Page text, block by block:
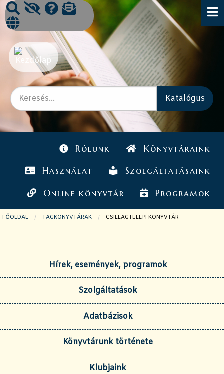
Rólunk Könyvtáraink
Használat Szolgáltatásaink
Online könyvtár Programok
FŐOLDAL TAGKÖNYVTÁRAK JELENLEGI OLDAL:
CSILLAGTELEPI KÖNYVTÁR
Hírek, események, programok
Szolgáltatások
Adatbázisok
Könyvtárunk története
Klubjaink